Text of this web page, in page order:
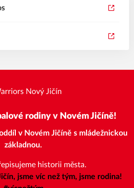
rodiny v Novém Jičíně!
v Novém Jičíně s mládežnickou
základnou.
historii města.
jsme víc než tým, jsme rodina!